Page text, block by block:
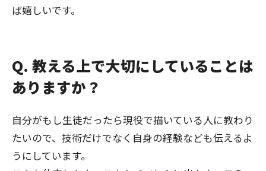
ば嬉しいです。
Q. 教える上で大切にしていることは
ありますか？
自分がもし生徒だったら現役で描いている人に教わり
たいので、技術だけでなく自身の経験なども伝えるよ
うにしています。